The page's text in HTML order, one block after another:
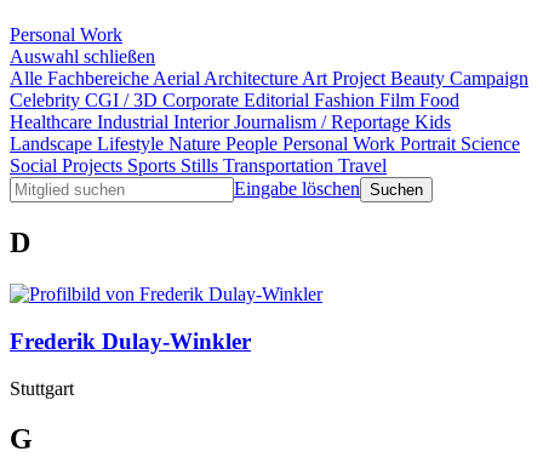
Personal Work
Auswahl schließen
Alle Fachbereiche Aerial Architecture Art Project Beauty Campaign
Celebrity CGI / 3D Corporate Editorial Fashion Film Food
Healthcare Industrial InteriorJournalism / Reportage Kids
Landscape Lifestyle Nature People Personal Work Portrait Science
Social Projects Sports Stills Transportation Travel
Eingabe löschen
D
Frederik Dulay-Winkler
Stuttgart
G